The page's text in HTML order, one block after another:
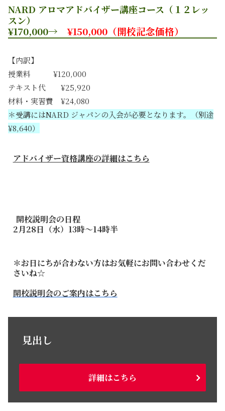
NARD アロマアドバイザー講座コース（１２レッ
スン）
¥170,000→
¥150,000（開校記念価格）
【内訳】
授業料 ¥120,000
テキスト代 ¥25,920
材料・実習費 ¥24,080
＊受講にはNARD ジャパンの入会が必要となります。（別途
¥8,640）
アドバイザー資格講座の詳細はこちら
開校説明会の日程
2月28日（水）13時〜14時半
＊お日にちが合わない方はお気軽にお問い合わせくだ
さいね☆
開校説明会のご案内はこちら
見出し
詳細はこちら